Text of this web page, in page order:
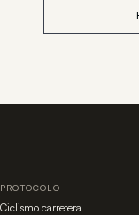
PROTOCOLO
Ciclismo carretera